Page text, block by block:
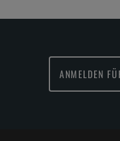
ANMELDEN